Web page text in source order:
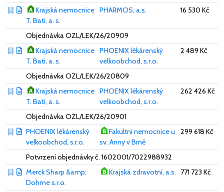
Krajská nemocnice
T. Bati, a. s.
PHARMOS, a.s. 16 530 Kč
Objednávka OZL/LEK/26/20909
Krajská nemocnice
T. Bati, a. s.
PHOENIX lékárenský
velkoobchod, s.r.o.
2 489 Kč
Objednávka OZL/LEK/26/20809
Krajská nemocnice
T. Bati, a. s.
PHOENIX lékárenský
velkoobchod, s.r.o.
262 426 Kč
Objednávka OZL/LEK/26/20901
PHOENIX lékárenský
velkoobchod, s.r.o.
Fakultní nemocnice u
sv. Anny v Brně
299 618 Kč
Potvrzení objednávky č. 1602001/7022988932
Merck Sharp &amp;
Dohme s.r.o.
Krajská zdravotní, a.s. 771 723 Kč